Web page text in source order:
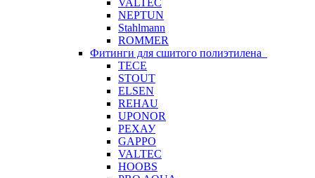
VALTEC
NEPTUN
Stahlmann
ROMMER
Фитинги для сшитого полиэтилена
TECE
STOUT
ELSEN
REHAU
UPONOR
РЕХАУ
GAPPO
VALTEC
HOOBS